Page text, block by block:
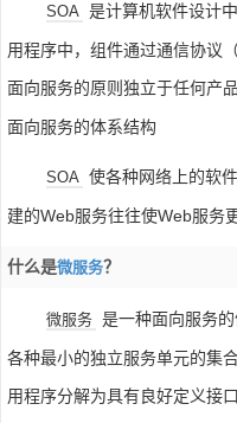
SOA 是计算机软件设计
用程序中，组件通过通信协议
面向服务的原则独立于任何产
面向服务的体系结构
SOA 使各种网络上的软
建的Web服务往往使Web服务
什么是微服务？
微服务 是一种面向服务
各种最小的独立服务单元的集
用程序分解为具有良好定义接